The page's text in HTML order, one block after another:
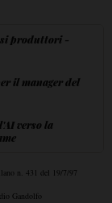
produttori -
il manager del
verso la
n. 431 del 19/7/97
Gandolfo